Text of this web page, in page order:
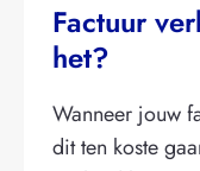
Factuur
het?
Wanneer jouw
dit ten koste